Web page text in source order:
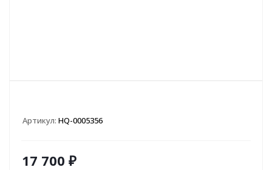
Артикул: HQ-0005356
17 700 ₽